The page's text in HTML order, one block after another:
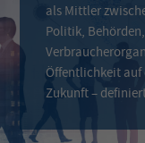
als Mittler
Politik,
Öffentlichkeit auf
Zukunft –